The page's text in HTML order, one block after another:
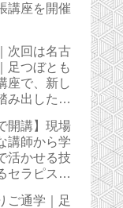
講座を開催
次回は名古
足つぼとも
座で、新し
み出した受
開講】現場
講師から学
活かせる技
セラピスト
ご通学｜足